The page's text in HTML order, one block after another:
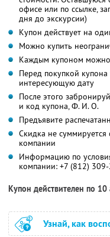
офисе или по ссылке,
дня до экскурсии)
Купон действует на
Можно купить
Каждым купоном можно
Перед покупкой
интересующую дату
После этого
и код купона,Ф. И. О.
Предъявите
Скидка не
компании
Информацию по
компании: +7 (812)
Купон действителен по
Узнай, как